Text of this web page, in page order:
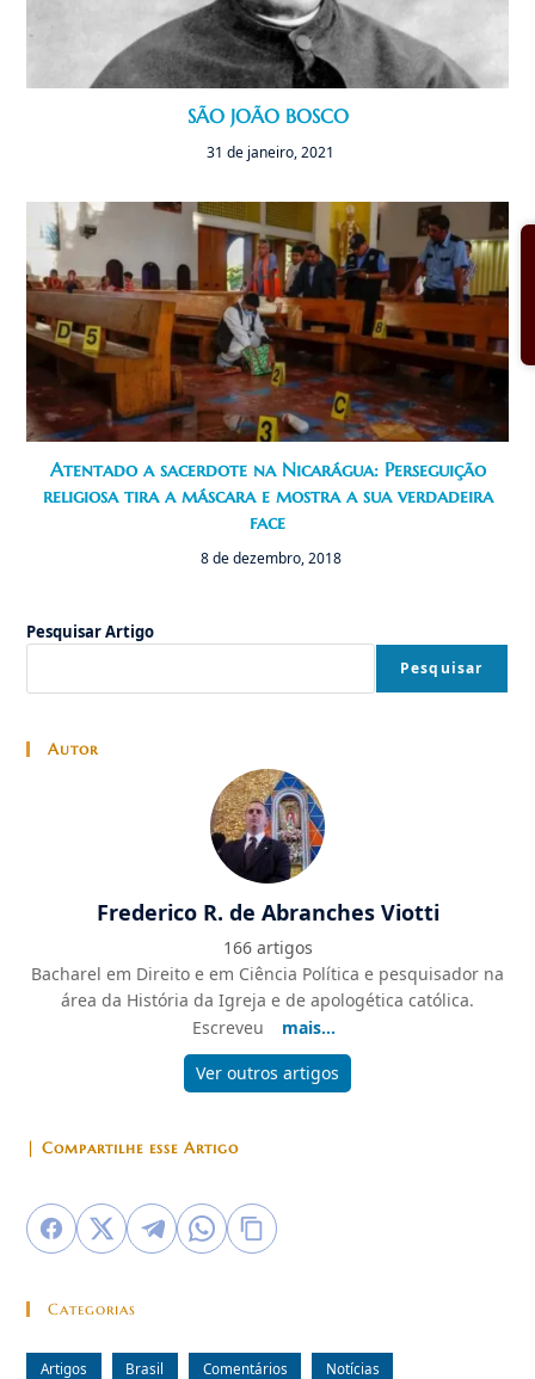
SÃO JOÃO BOSCO
31 de janeiro, 2021
Atentado a sacerdote na Nicarágua: Perseguição
religiosa tira a máscara e mostra a sua verdadeira
face
8 de dezembro, 2018
Pesquisar Artigo
Pesquisar
Autor
Frederico R. de Abranches Viotti
166 artigos
Bacharel em Direito e em Ciência Política e pesquisador na
área da História da Igreja e de apologética católica.
Escreveu
mais...
Ver outros artigos
| Compartilhe esse Artigo
Categorias
Artigos Brasil Comentários Notícias